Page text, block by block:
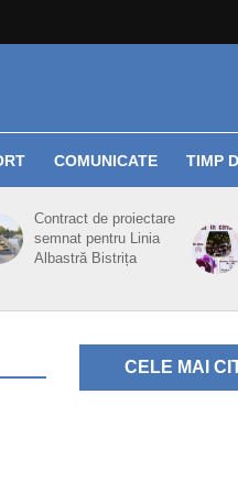
COMUNICATE TIMP
Contract de proiectare
semnat pentru Linia
Albastră Bistrița
CELE MAI